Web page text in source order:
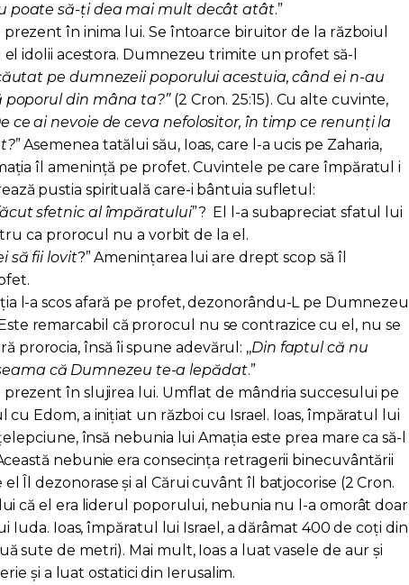
poate să-ți dea mai mult decât atât.”
în inima lui. Se întoarce biruitor de la războiul
idolii acestora. Dumnezeu trimite un profet să-l
pe dumnezeii poporului acestuia, când ei n-au
din mâna ta?”(2 Cron. 25:15). Cu alte cuvinte,
ce ai nevoie de ceva nefolositor, în timp ce renunți la
” Asemenea tatălui său, Ioas, care l-a ucis pe Zaharia,
îl amenință pe profet. Cuvintele pe care împăratul i
pustia spirituală care-i bântuia sufletul:
sfetnic al împăratului”? El l-a subapreciat sfatul lui
ca prorocul nu a vorbit de la el.
să fii lovit?” Amenințarea lui are drept scop să îl
l-a scos afară pe profet, dezonorându-L pe Dumnezeu
remarcabil că prorocul nu se contrazice cu el, nu se
prorocia, însă îi spune adevărul: ,,Din faptul că nu
că Dumnezeu te-a lepădat.”
în slujirea lui. Umflat de mândria succesului pe
cu Edom, a inițiat un război cu Israel. Ioas, împăratul lui
însă nebunia lui Amația este prea mare ca să-l
nebunie era consecința retragerii binecuvântării
Îl dezonorase și al Cărui cuvânt îl batjocorise (2 Cron.
că el era liderul poporului, nebunia nu l-a omorât doar
Iuda. Ioas, împăratul lui Israel, a dărâmat 400 de coți din
sute de metri). Mai mult, Ioas a luat vasele de aur și
și a luat ostatici din Ierusalim.